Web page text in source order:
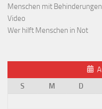
Menschen mit Behinderungen
Video
Wer hilft Menschen in Not
S
M D